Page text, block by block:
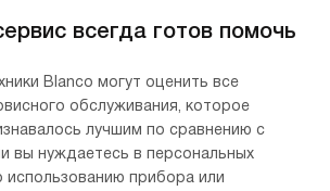
всегда готов помочь
Blanco могут оценить все
обслуживания, которое
лучшим по сравнению с
вы нуждаетесь в персональных
использованию прибора или